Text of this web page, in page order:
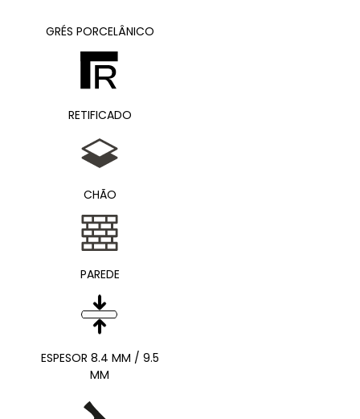
GRÉS PORCELÂNICO
RETIFICADO
CHÃO
PAREDE
ESPESOR 8.4 MM / 9.5
MM